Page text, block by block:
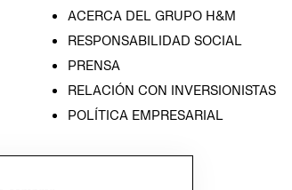
ACERCA DEL GRUPO H&M
RESPONSABILIDAD SOCIAL
PRENSA
RELACIÓN CON INVERSIONISTAS
POLÍTICA EMPRESARIAL